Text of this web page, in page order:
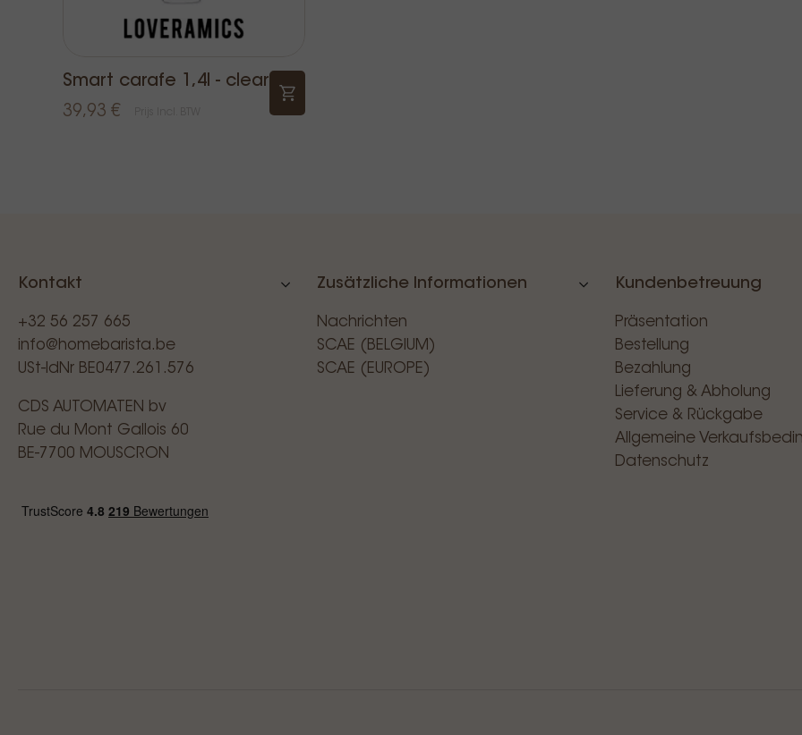
Smart carafe 1,4l - clear
39,93 €
Kontakt
+32 56 257 665
info@homebarista.be
USt-IdNr BE0477.261.576
CDS AUTOMATEN bv
Rue du Mont Gallois 60
BE-7700 MOUSCRON
Zusätzliche Informationen
Nachrichten
SCAE (BELGIUM)
SCAE (EUROPE)
Kundenbetreuung
Präsentation
Bestellung
Bezahlung
Lieferung & Abholung
Service & Rückgabe
Allgemeine
Datenschutz